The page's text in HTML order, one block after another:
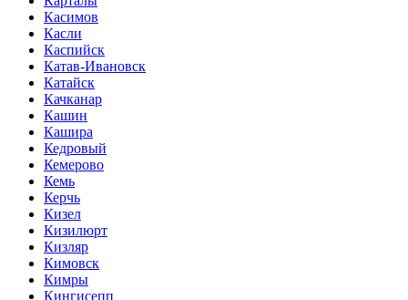
Касимов
Касли
Каспийск
Катав-Ивановск
Катайск
Качканар
Кашин
Кашира
Кедровый
Кемерово
Кемь
Керчь
Кизел
Кизилюрт
Кизляр
Кимовск
Кимры
Кингисепп